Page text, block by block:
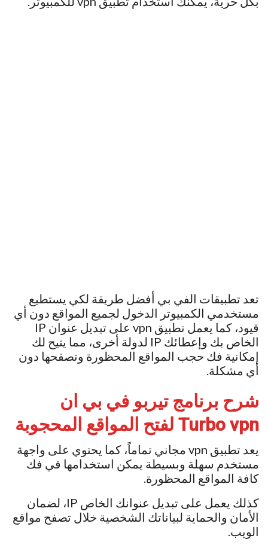
تعد تطبيقات الفي بي أفضل طريقة لكي يستطيع
مستخدمي الكمبيوتر الدخول لجميع المواقع دون أي
قيود، كما يعمل تطبيق vpn على تبديل عنوان IP
الخاص بك وإعطائك IP لدولة أخرى، مما يتيح لك
إمكانية فك حجب المواقع المحظورة وتصفحها دون
أي مشكلة.
شرح برنامج تيربو في بي ان
Turbo vpn لفتح المواقع المحجوبة
يعد تطبيق vpn مجاني تماماً، كما يحتوي على واجهة
مستخدم سهلة وبسيطة يمكن استخدامها في فك
كافة المواقع المحظورة.
كذلك يعمل على تبديل عنوانك الخاص IP، لضمان
الأمان والحماية لبياناتك الشخصية خلال تصفح مواقع
الويب.